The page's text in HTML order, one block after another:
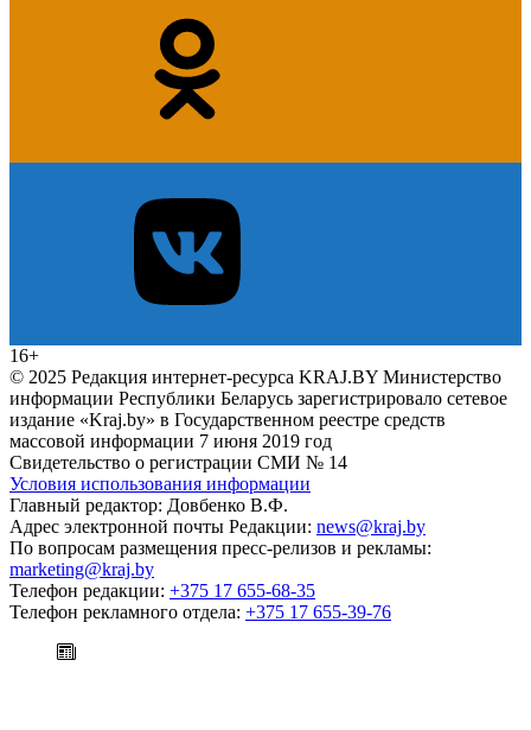
16+
© 2025 Редакция интернет-ресурса KRAJ.BY Министерство
информации Республики Беларусь зарегистрировало сетевое
издание «Kraj.by» в Государственном реестре средств
массовой информации 7 июня 2019 год
Свидетельство о регистрации СМИ № 14
Условия использования информации
Главный редактор: Довбенко В.Ф.
Адрес электронной почты Редакции: news@kraj.by
По вопросам размещения пресс-релизов и рекламы:
marketing@kraj.by
Телефон редакции: +375 17 655-68-35
Телефон рекламного отдела: +375 17 655-39-76